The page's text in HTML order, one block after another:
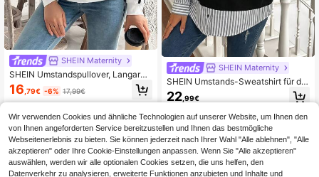
SHEIN Maternity
SHEIN Umstandspullover, Langarm,
Drop-Shoulder, Rundhalsausschnit
t, schwarze Schleifenapplikation, S
chleifendesign, gerippte Bündchen
& Saum, weite Passform
16 ,79€ -6% 17,99€
SHEIN Maternity
SHEIN Umstands-Sweatshirt für de
n Alltag, lässig, mit Patchwork-Strei
fen, Drop-Shoulder, 2-in-1, zum Aus
22 ,99€
Wir verwenden Cookies und ähnliche Technologien auf unserer Website, um Ihnen den
von Ihnen angeforderten Service bereitzustellen und Ihnen das bestmögliche
Webseitenerlebnis zu bieten. Sie können jederzeit nach Ihrer Wahl "Alle ablehnen", "Alle
akzeptieren" oder Ihre Cookie-Einstellungen anpassen. Wenn Sie "Alle akzeptieren"
auswählen, werden wir alle optionalen Cookies setzen, die uns helfen, den
Datenverkehr zu analysieren, erweiterte Funktionen anzubieten und Inhalte und